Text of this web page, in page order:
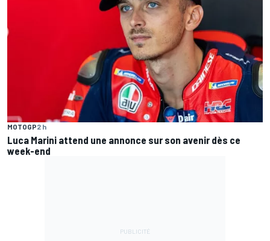
MOTOGP2 h
Luca Marini attend une annonce sur son avenir dès ce
week-end